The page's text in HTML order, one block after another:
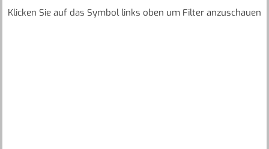
Klicken Sie auf das Symbol links oben um Filter anzuschauen